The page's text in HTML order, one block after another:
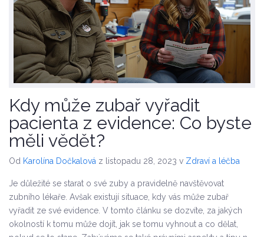
Kdy může zubař vyřadit
pacienta z evidence: Co byste
měli vědět?
Od Karolína Dočkalová z listopadu 28, 2023 v Zdraví a léčba
Je důležité se starat o své zuby a pravidelně navštěvovat
zubního lékaře. Avšak existují situace, kdy vás může zubař
vyřadit ze své evidence. V tomto článku se dozvíte, za jakých
okolností k tomu může dojít, jak se tomu vyhnout a co dělat,